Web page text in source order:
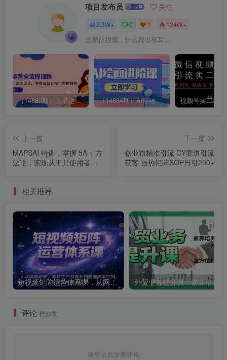
项目发布员 关注
2.3W+ 0 1 134W+
这家伙很懒，什么都没有写...
（14882期）直播运营全流程课程-5月更新：从起号、话术设计、罗盘运营到微付费投放等 （14884期）AI绘画进阶课，涵盖电商摄影等多领域，PS操作与AI工具使用全面教学
上一篇
MAPSAI 特训，掌握 5A + 方
法论，实现从工具使用者到
下一篇
创业粉精准引流 CY赛道引流
获客 自热矩阵SOP日引200+
相关推荐
短视频矩阵运营体系课，从网感培养、素材生产力提升到原创成本控制，快速放大商业结果
评论 抢沙发
请登录后发表评论